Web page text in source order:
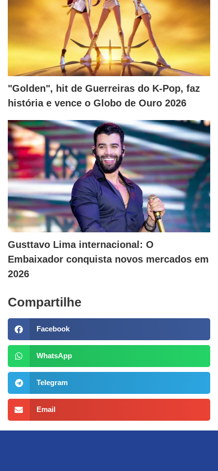
"Golden", hit de Guerreiras do K-Pop, faz
história e vence o Globo de Ouro 2026
Gusttavo Lima internacional: O
Embaixador conquista novos mercados em
2026
Compartilhe
Facebook
WhatsApp
Telegram
Email